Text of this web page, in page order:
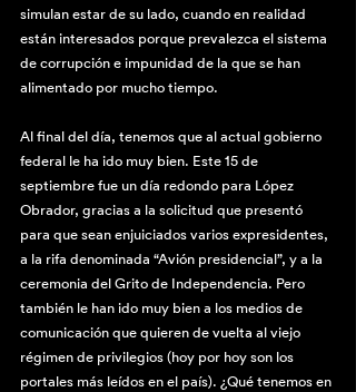
simulan estar de su lado, cuando en realidad
están interesados porque prevalezca el sistema
de corrupción e impunidad de la que se han
alimentado por mucho tiempo.
Al final del día, tenemos que al actual gobierno
federal le ha ido muy bien. Este 15 de
septiembre fue un día redondo para López
Obrador, gracias a la solicitud que presentó
para que sean enjuiciados varios expresidentes,
a la rifa denominada “Avión presidencial”, y a la
ceremonia del Grito de Independencia. Pero
también le han ido muy bien a los medios de
comunicación que quieren de vuelta al viejo
régimen de privilegios (hoy por hoy son los
portales más leídos en el país). ¿Qué tenemos en